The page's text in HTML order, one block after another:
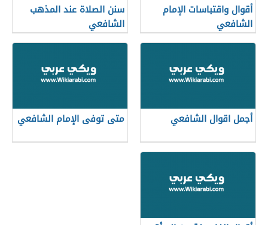
أقوال واقتباسات الإمام
الشافعي
سنن الصلاة عند المذهب
الشافعي
أجمل اقوال الشافعي متى توفى الإمام الشافعي